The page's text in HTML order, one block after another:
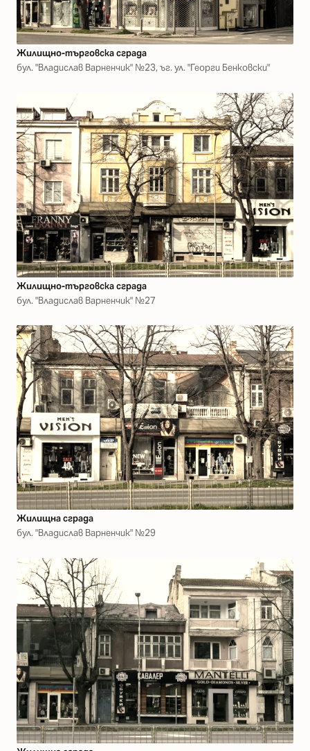
Жилищно-търговска сграда
бул. "Владислав Варненчик" №23, ъг. ул. "Георги Бенковски"
Жилищно-търговска сграда
бул. "Владислав Варненчик" №27
Жилищна сграда
бул. "Владислав Варненчик" №29